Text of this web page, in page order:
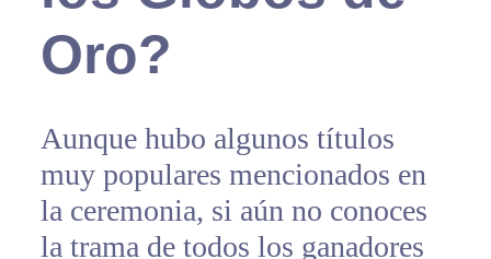
Oro?
Aunque hubo algunos títulos
muy populares mencionados en
la ceremonia, si aún no conoces
la trama de todos los ganadores